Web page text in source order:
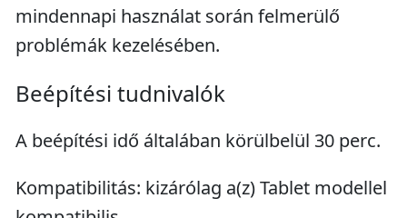
mindennapi használat során felmerülő
problémák kezelésében.
Beépítési tudnivalók
A beépítési idő általában körülbelül 30 perc.
Kompatibilitás: kizárólag a(z) Tablet modellel